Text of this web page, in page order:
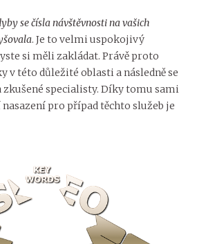
se čísla návštěvnosti na vašich
. Je to velmi uspokojivý
si měli zakládat. Právě proto
v této důležité oblasti a následně se
specialisty. Díky tomu sami
pro případ těchto služeb je